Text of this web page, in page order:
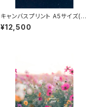
キャンバスプリント A5サイズ(猫
爪夜)
¥12,500